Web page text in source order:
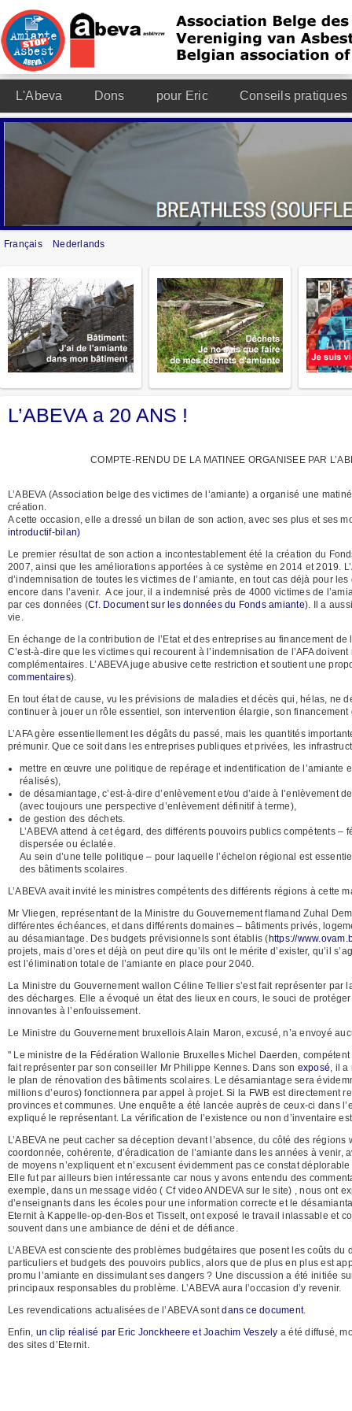
L'Abeva Dons pour Eric Conseils pratiques
Français Nederlands
L’ABEVA a 20 ANS !
COMPTE-RENDU DE LA MATINEE ORGANISEE PAR
L’ABEVA (Association belge des victimes de l’amiante) a organisé une
création.
A cette occasion, elle a dressé un bilan de son action, avec ses plus et ses
introductif-bilan)
Le premier résultat de son action a incontestablement été la création du
2007, ainsi que les améliorations apportées à ce système en 2014 et 2019.
d’indemnisation de toutes les victimes de l’amiante, en tout cas déjà pour
encore dans l’avenir. A ce jour, il a indemnisé près de 4000 victimes de
par ces données (Cf. Document sur les données du Fonds amiante). Il a
vie.
En échange de la contribution de l’Etat et des entreprises au financement
C’est-à-dire que les victimes qui recourent à l’indemnisation de l’AFA
complémentaires. L’ABEVA juge abusive cette restriction et soutient une
commentaires).
En tout état de cause, vu les prévisions de maladies et décès qui, hélas, ne
continuer à jouer un rôle essentiel, son intervention élargie, son financement
L’AFA gère essentiellement les dégâts du passé, mais les quantités
prémunir. Que ce soit dans les entreprises publiques et privées, les
mettre en œuvre une politique de repérage et indentification de
réalisés),
de désamiantage, c’est-à-dire d’enlèvement et/ou d’aide à l’enlèvement
(avec toujours une perspective d’enlèvement définitif à terme),
de gestion des déchets.
L’ABEVA attend à cet égard, des différents pouvoirs publics compétents
dispersée ou éclatée.
Au sein d’une telle politique – pour laquelle l’échelon régional est
des bâtiments scolaires.
L’ABEVA avait invité les ministres compétents des différents régions à cette
Mr Vliegen, représentant de la Ministre du Gouvernement flamand Zuhal
différentes échéances, et dans différents domaines – bâtiments privés,
au désamiantage. Des budgets prévisionnels sont établis (https://
projets, mais d’ores et déjà on peut dire qu’ils ont le mérite d’exister, qu’il
est l’élimination totale de l’amiante en place pour 2040.
La Ministre du Gouvernement wallon Céline Tellier s’est fait représenter
des décharges. Elle a évoqué un état des lieux en cours, le souci de
innovantes à l’enfouissement.
Le Ministre du Gouvernement bruxellois Alain Maron, excusé, n’a envoyé
" Le ministre de la Fédération Wallonie Bruxelles Michel Daerden,
fait représenter par son conseiller Mr Philippe Kennes. Dans son exposé , il
le plan de rénovation des bâtiments scolaires. Le désamiantage sera
millions d’euros) fonctionnera par appel à projet. Si la FWB est directement
provinces et communes. Une enquête a été lancée auprès de ceux-ci dans
expliqué le représentant. La vérification de l’existence ou non d’inventaire
L’ABEVA ne peut cacher sa déception devant l’absence, du côté des
coordonnée, cohérente, d’éradication de l’amiante dans les années à
de moyens n’expliquent et n’excusent évidemment pas ce constat
Elle fut par ailleurs bien intéressante car nous y avons entendu des
exemple, dans un message vidéo ( Cf video ANDEVA sur le site) , nous ont
d’enseignants dans les écoles pour une information correcte et le
Eternit à Kappelle-op-den-Bos et Tisselt, ont exposé le travail inlassable et
souvent dans une ambiance de déni et de défiance.
L’ABEVA est consciente des problèmes budgétaires que posent les coûts
particuliers et budgets des pouvoirs publics, alors que de plus en plus est
promu l’amiante en dissimulant ses dangers ? Une discussion a été initiée
principaux responsables du problème. L’ABEVA aura l’occasion d’y revenir.
Les revendications actualisées de l’ABEVA sontdans ce document.
Enfin, un clip réalisé par Eric Jonckheere et Joachim Veszely a été diffusé,
des sites d’Eternit.